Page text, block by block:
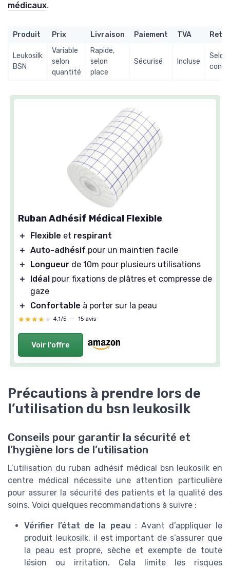
médicaux.
Produit Prix Livraison Paiement TVA
Leukosilk
BSN
Variable
selon
quantité
Rapide,
selon
place
Sécurisé Incluse
Selon
Ruban Adhésif Médical Flexible
＋ Flexible et respirant
＋ Auto-adhésif pour un maintien facile
＋
Longueur de 10m pour plusieurs utilisations
＋
Idéal pour fixations de plâtres et compresse de
gaze
＋
Confortable à porter sur la peau
★★★★★
★★★★★ 4,1/5 — 15 avis
Voir l'offre
Précautions à prendre lors de
l’utilisation du bsn leukosilk
Conseils pour garantir la sécurité et
l’hygiène lors de l’utilisation
L’utilisation du ruban adhésif médical bsn leukosilk en
centre médical nécessite une attention particulière
pour assurer la sécurité des patients et la qualité des
soins. Voici quelques recommandations à suivre :
Vérifier l’état de la peau : Avant d’appliquer le
produit leukosilk, il est important de s’assurer que
la peau est propre, sèche et exempte de toute
lésion ou irritation. Cela limite les risques